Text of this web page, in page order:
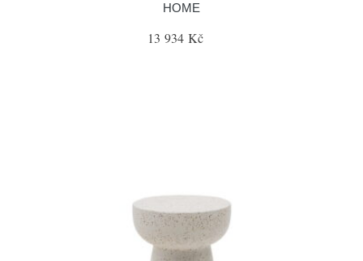
HOME
13 934 Kč